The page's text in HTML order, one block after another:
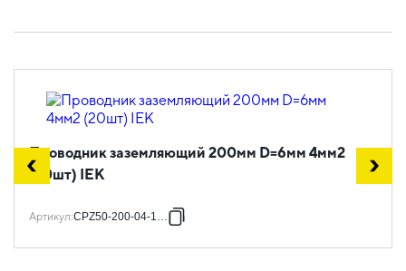
Проводник заземляющий 200мм D=6мм 4мм2
(20шт) IEK
Артикул:CPZ50-200-04-1-06